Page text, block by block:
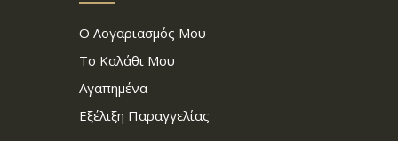
Ο Λογαριασμός Μου
Το Καλάθι Μου
Αγαπημένα
Εξέλιξη Παραγγελίας